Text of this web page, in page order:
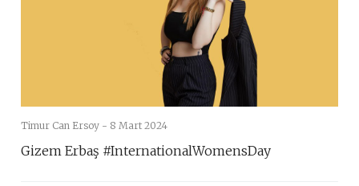
Timur Can Ersoy - 8 Mart 2024
Gizem Erbaş #InternationalWomensDay